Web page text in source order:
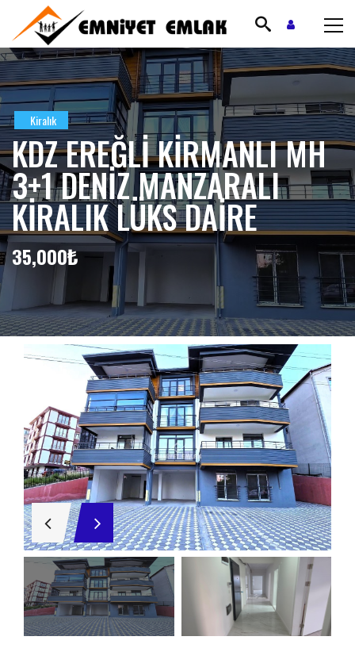
Kiralık
KDZ EREĞLİ KİRMANLI MH
3+1 DENİZ MANZARALI
KİRALIK LÜKS DAİRE
35,000₺